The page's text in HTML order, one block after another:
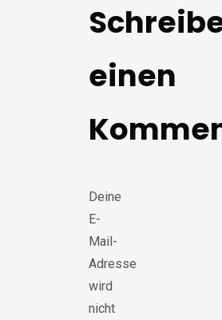
einen
Deine
E-
Mail-
Adresse
wird
nicht